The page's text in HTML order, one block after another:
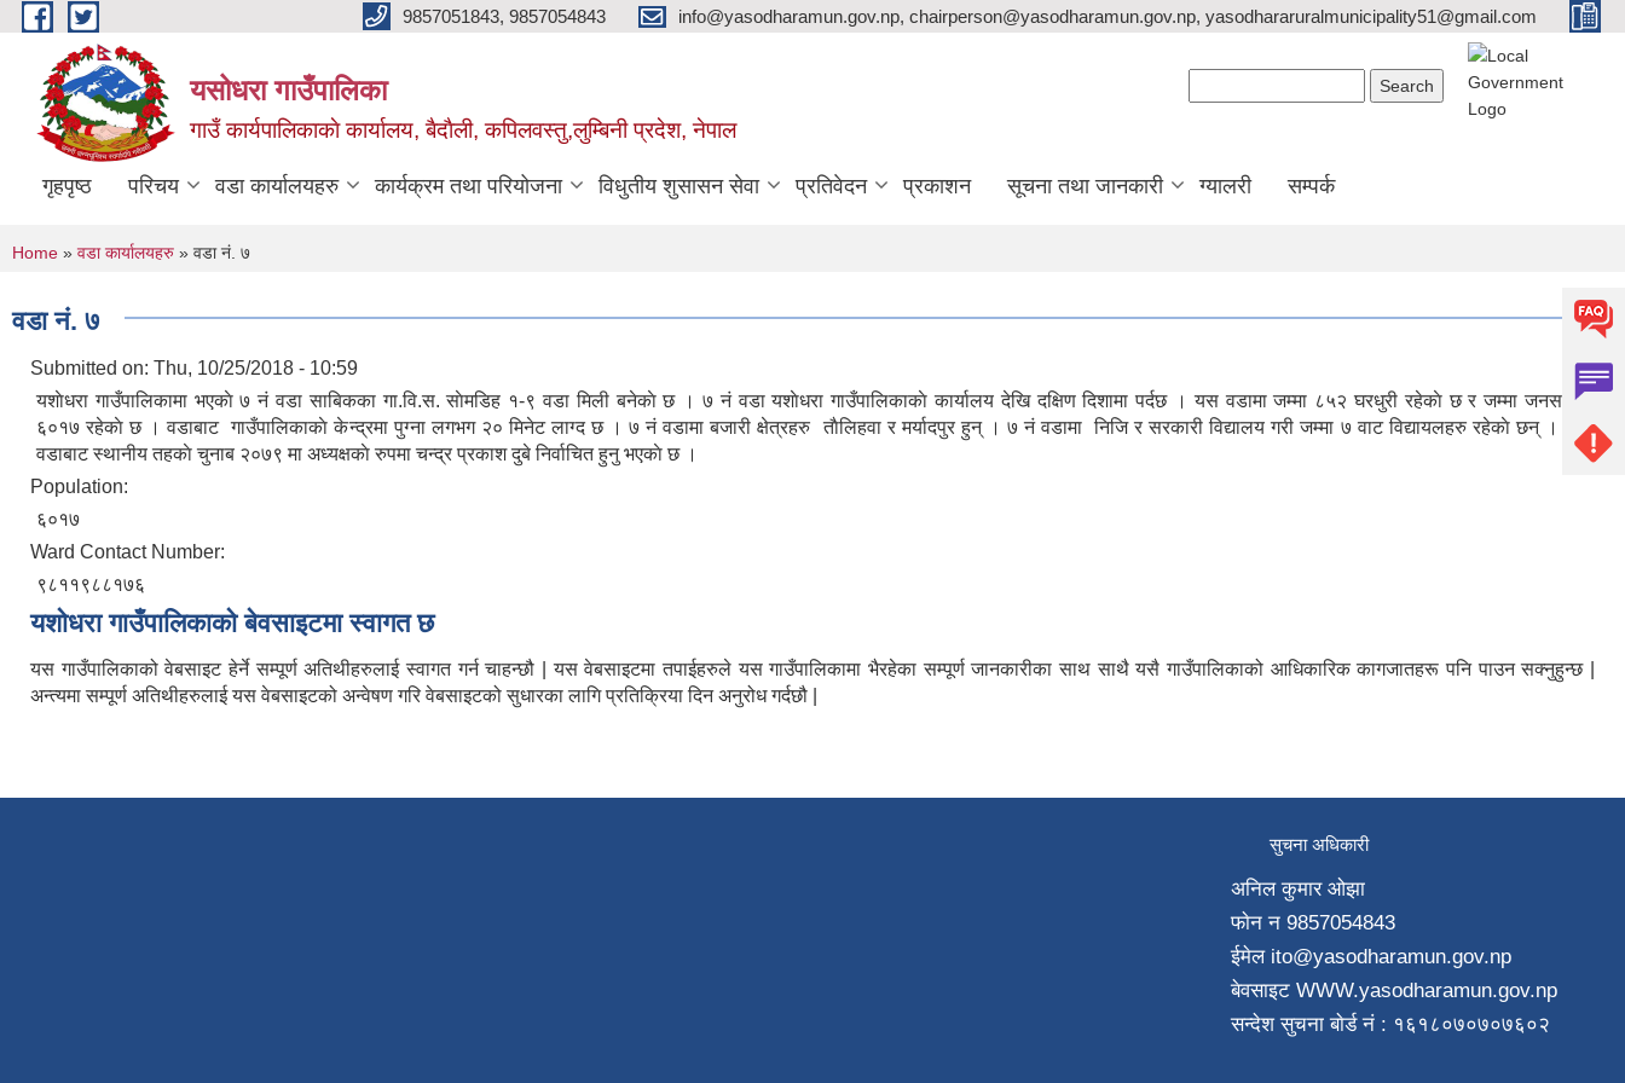
Skip to main content 9857051843, 9857054843 info@yasodharamun.gov.np, chairperson@yasodharamun.gov.np, yasodhararuralmunicipality51@gmail.com
यसोधरा गाउँपालिका
गाउँ कार्यपालिकाकाे कार्यालय, बैदाैली, कपिलवस्तु,लुम्बिनी प्रदेश, नेपाल
गृहपृष्ठ परिचय वडा कार्यालयहरु कार्यक्रम तथा परियोजना विधुतीय शुसासन सेवा प्रतिवेदन प्रकाशन सूचना तथा जानकारी ग्यालरी सम्पर्क
You are here
Home » वडा कार्यालयहरु » वडा नं. ७
वडा नं. ७
Submitted on: Thu, 10/25/2018 - 10:59
यशाेधरा गाउँपालिकामा भएकाे ७ नं वडा साबिकका गा.वि.स. साेमडिह १-९ वडा मिली बनेकाे छ । ७ नं वडा यशाेधरा गाउँपालिकाकाे कार्यालय देखि दक्षिण दिशामा पर्दछ । यस वडामा जम्मा ८५२ घरधुरी रहेकाे छ र जम्मा जनसख्या
६०१७ रहेकाे छ । वडाबाट गाउँपालिकाकाे केन्द्रमा पुग्ना लगभग २० मिनेट लाग्द छ । ७ नं वडामा बजारी क्षेत्रहरु ताैलिहवा र मर्यादपुर हुन् । ७ नं वडामा निजि र सरकारी विद्यालय गरी जम्मा ७ वाट विद्यायलहरु रहेकाे छन् । यस
वडाबाट स्थानीय तहकाे चुनाब २०७९ मा अध्यक्षकाे रुपमा चन्द्र प्रकाश दुबे निर्वाचित हुनु भएकाे छ ।
Population:
६०१७
Ward Contact Number:
९८११९८८१७६
यशाेधरा गाउँपालिकाकाे बेवसाइटमा स्वागत छ
यस गाउँपालिकाको वेबसाइट हेर्ने सम्पूर्ण अतिथीहरुलाई स्वागत गर्न चाहन्छौ | यस वेबसाइटमा तपाईहरुले यस गाउँपालिकामा भैरहेका सम्पूर्ण जानकारीका साथ साथै यसै गाउँपालिकाको आधिकारिक कागजातहरू पनि पाउन सक्नुहुन्छ |
अन्त्यमा सम्पूर्ण अतिथीहरुलाई यस वेबसाइटको अन्वेषण गरि वेबसाइटको सुधारका लागि प्रतिक्रिया दिन अनुरोध गर्दछौ |
सुचना अधिकारी
अनिल कुमार ओझा
फाेन न‌ 9857054843
ईमेल ito@yasodharamun.gov.np
बेवसाइट WWW.yasodharamun.gov.np
सन्देश सुचना बाेर्ड न‌ं : १६१८०७०७०७६०२